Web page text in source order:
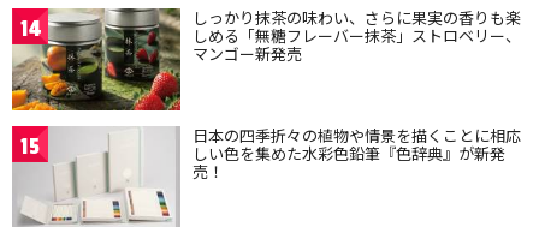
14 しっかり抹茶の味わい、さらに果実の香りも楽
しめる「無糖フレーバー抹茶」ストロベリー、
マンゴー新発売
15 日本の四季折々の植物や情景を描くことに相応
しい色を集めた水彩色鉛筆『色辞典』が新発
売！